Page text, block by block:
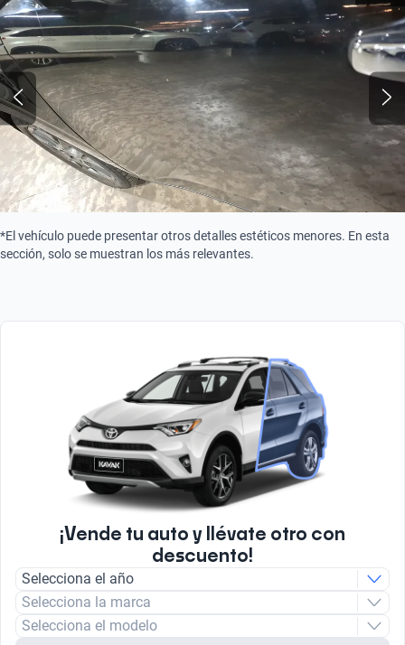
*El vehículo puede presentar otros detalles estéticos menores. En esta
sección, solo se muestran los más relevantes.
¡Vende tu auto y llévate otro con
descuento!
Selecciona el año
Selecciona la marca
Selecciona el modelo